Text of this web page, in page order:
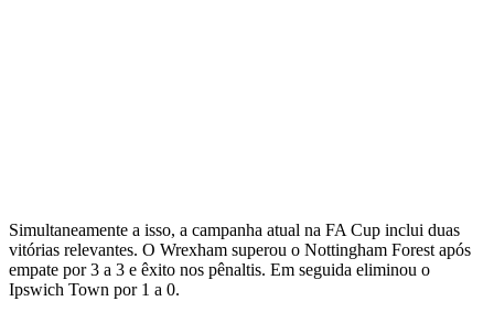
Simultaneamente a isso, a campanha atual na FA Cup inclui duas
vitórias relevantes. O Wrexham superou o Nottingham Forest após
empate por 3 a 3 e êxito nos pênaltis. Em seguida eliminou o
Ipswich Town por 1 a 0.